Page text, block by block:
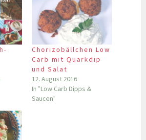
Chorizobällchen Low
Carb mit Quarkdip
und Salat
12. August 2016
In "Low Carb Dipps &
Saucen"